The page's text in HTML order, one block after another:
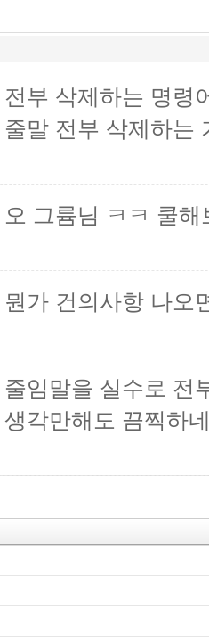
전부 삭제하는 명령
줄말 전부 삭제하는
오 그륨님 ㅋㅋ 쿨해
뭔가 건의사항 나오
줄임말을 실수로 전
생각만해도 끔찍하